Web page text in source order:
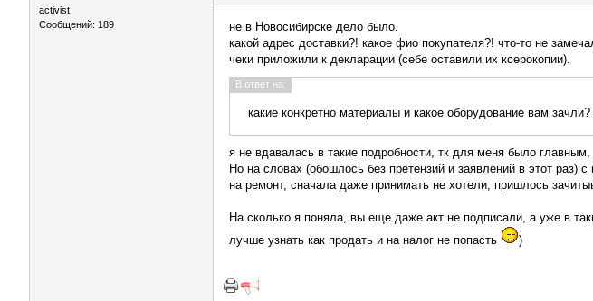
activist
Сообщений: 189
не в Новосибирске дело было.
какой адрес доставки?! какое фио покупателя?! что-то не
чеки приложили к декларации (себе оставили их ксерокопии).
В ответ на:
какие конкретно материалы и какое оборудование вам зачли?
я не вдавалась в такие подробности, тк для меня было
Но на словах (обошлось без претензий и заявлений в этот раз)
на ремонт, сначала даже принимать не хотели, пришлось
На сколько я поняла, вы еще даже акт не подписали, а уже в
лучше узнать как продать и на налог не попасть
)